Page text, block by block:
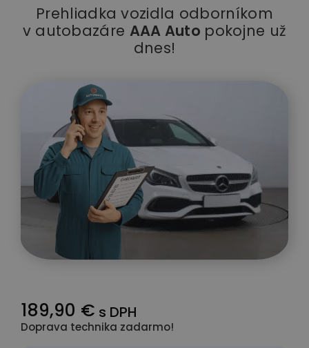
Prehliadka vozidla odborníkom
v autobazáre AAA Auto pokojne už
dnes!
189,90 € s DPH
Doprava technika zadarmo!